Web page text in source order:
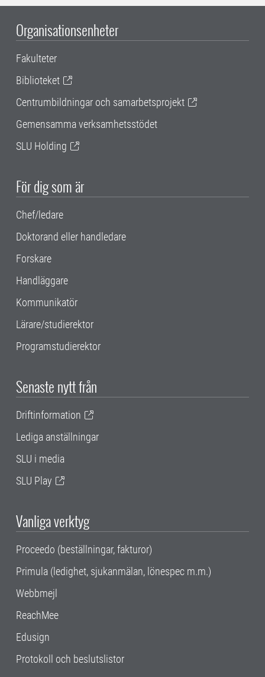
Organisationsenheter
Fakulteter
Biblioteket
Centrumbildningar och samarbetsprojekt
Gemensamma verksamhetsstödet
SLU Holding
För dig som är
Chef/ledare
Doktorand eller handledare
Forskare
Handläggare
Kommunikatör
Lärare/studierektor
Programstudierektor
Senaste nytt från
Driftinformation
Lediga anställningar
SLU i media
SLU Play
Vanliga verktyg
Proceedo (beställningar, fakturor)
Primula (ledighet, sjukanmälan, lönespec m.m.)
Webbmejl
ReachMee
Edusign
Protokoll och beslutslistor